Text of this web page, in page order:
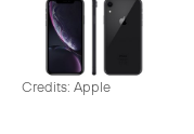
Credits: Apple